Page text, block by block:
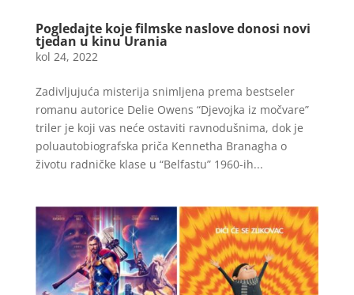
Pogledajte koje filmske naslove donosi novi
tjedan u kinu Urania
kol 24, 2022
Zadivljujuća misterija snimljena prema bestseler
romanu autorice Delie Owens “Djevojka iz močvare”
triler je koji vas neće ostaviti ravnodušnima, dok je
poluautobiografska priča Kennetha Branagha o
životu radničke klase u “Belfastu” 1960-ih...